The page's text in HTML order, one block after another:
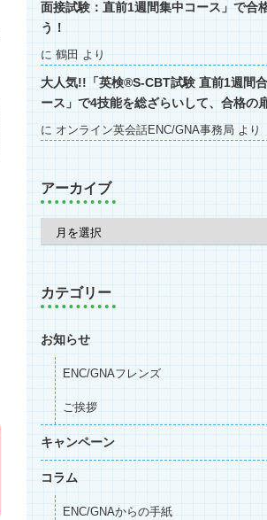
面接試験：直前1週間集中コース」で合
う！
に 鶴田 より
大人気!!「英検®S-CBT試験 直前1週間
ース」で4技能を総ざらいして、合格の
に オンライン英会話ENC/GNA事務局 より
アーカイブ
カテゴリー
お知らせ
ENC/GNAフレンズ
ご挨拶
キャンペーン
コラム
ENC/GNAからの手紙